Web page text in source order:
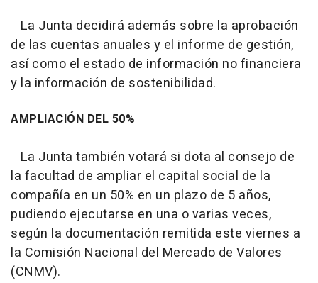
La Junta decidirá además sobre la aprobación
de las cuentas anuales y el informe de gestión,
así como el estado de información no financiera
y la información de sostenibilidad.
AMPLIACIÓN DEL 50%
La Junta también votará si dota al consejo de
la facultad de ampliar el capital social de la
compañía en un 50% en un plazo de 5 años,
pudiendo ejecutarse en una o varias veces,
según la documentación remitida este viernes a
la Comisión Nacional del Mercado de Valores
(CNMV).